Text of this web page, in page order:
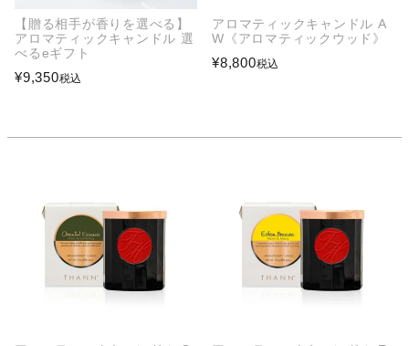
【贈る相手が香りを選べる】
アロマティックキャンドル 選
べるeギフト
¥9,350税込
アロマティックキャンドル A
W《アロマティックウッド》
¥8,800税込